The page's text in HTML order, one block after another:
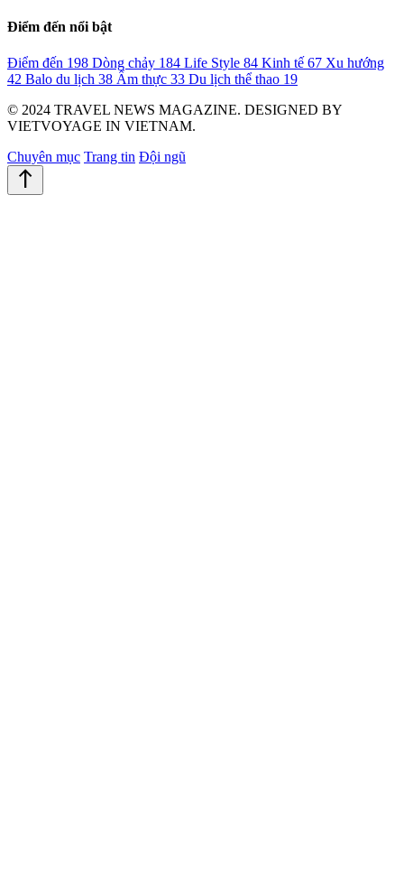
Điểm đến nổi bật
Điểm đến 198 Dòng chảy 184 Life Style 84 Kinh tế 67 Xu hướng
42 Balo du lịch 38 Ẩm thực 33 Du lịch thể thao 19
© 2024 TRAVEL NEWS MAGAZINE. DESIGNED BY
VIETVOYAGE IN VIETNAM.
Chuyên mục Trang tin Đội ngũ
north